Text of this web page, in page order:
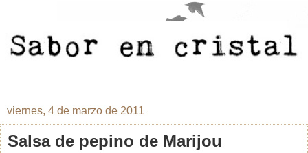
viernes, 4 de marzo de 2011
Salsa de pepino de Marijou